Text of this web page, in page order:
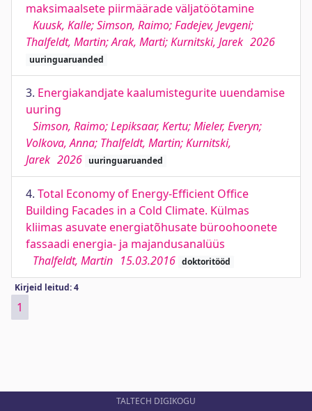
maksimaalsete piirmäärade väljatöötamine
Kuusk, Kalle; Simson, Raimo; Fadejev, Jevgeni;
Thalfeldt, Martin; Arak, Marti; Kurnitski, Jarek 2026
uuringuaruanded
3. Energiakandjate kaalumistegurite uuendamise
uuring
Simson, Raimo; Lepiksaar, Kertu; Mieler, Everyn;
Volkova, Anna; Thalfeldt, Martin; Kurnitski,
Jarek 2026 uuringuaruanded
4. Total Economy of Energy-Efficient Office
Building Facades in a Cold Climate. Külmas
kliimas asuvate energiatõhusate büroohoonete
fassaadi energia- ja majandusanalüüs
Thalfeldt, Martin 15.03.2016 doktoritööd
Kirjeid leitud: 4
1
TALTECH DIGIKOGU